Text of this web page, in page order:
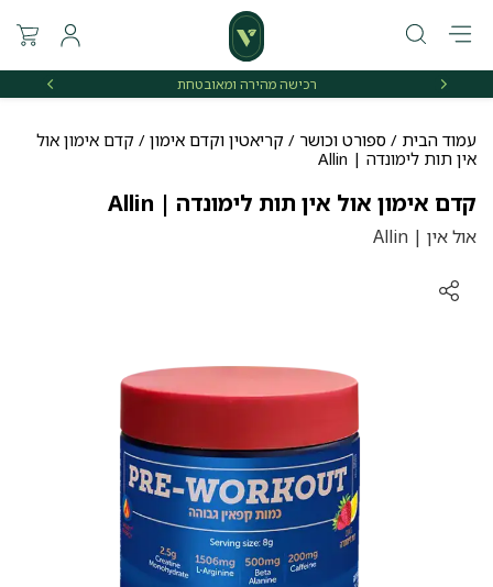
רכישה מהירה ומאובטחת
עמוד הבית / ספורט וכושר / קריאטין וקדם אימון / קדם אימון אול
אין תות לימונדה | Allin
קדם אימון אול אין תות לימונדה | Allin
אול אין | Allin